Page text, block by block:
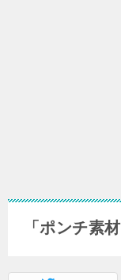
「ポンチ素